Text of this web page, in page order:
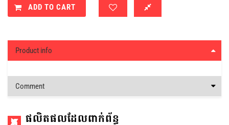
ADD TO CART
Product info
Comment
ផលិតផលដែលពាក់ព័ន្ធ